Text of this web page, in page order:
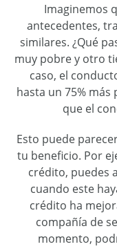
Imaginemos
antecedentes,
similares. ¿Qué
muy pobre y otro
caso, el
hasta un 75%
que el
Esto puede
tu beneficio. Por
crédito, puedes
cuando este
crédito ha
compañía de
momento,